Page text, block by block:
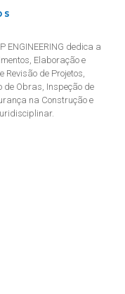
ENGINEERING dedica a
Elaboração e
Revisão de Projetos,
de Obras, Inspeção de
na Construção e